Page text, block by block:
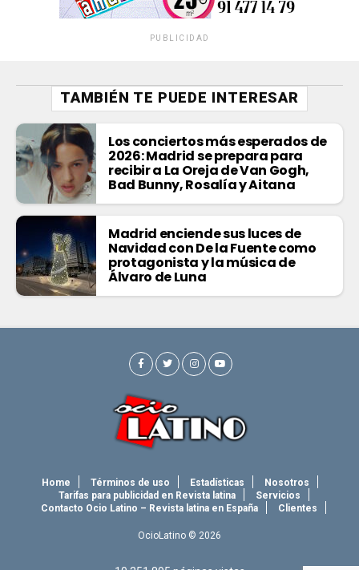
PUBLICIDAD
TAMBIÉN TE PUEDE INTERESAR
Los conciertos más esperados de
2026: Madrid se prepara para
recibir a La Oreja de Van Gogh,
Bad Bunny, Rosalía y Aitana
Madrid enciende sus luces de
Navidad con De la Fuente como
protagonista y la música de
Álvaro de Luna
Home Términos de uso Estadísticas
Nosotros
Tarifas para publicidad en Revista latina
Servicios
Contacto Ocio Latino – Revista latina en España
Clientes
OcioLatino © 2026